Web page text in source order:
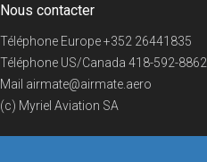
Nous contacter
Téléphone Europe+352 26441835
Téléphone US/Canada 418-592-8862
Mail airmate@airmate.aero
(c) Myriel Aviation SA